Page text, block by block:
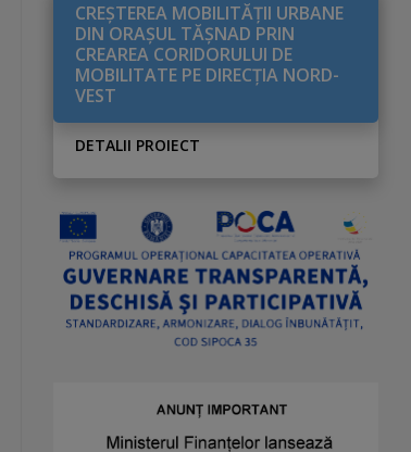
CREŞTEREA MOBILITĂŢII URBANE
DIN ORAŞUL TĂŞNAD PRIN
CREAREA CORIDORULUI DE
MOBILITATE PE DIRECŢIA NORD-
VEST
DETALII PROIECT